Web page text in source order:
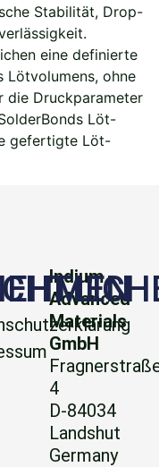
Stabilität, Drop-
eine definierte
Lötvolumens, ohne
die Druckparameter
Löt-
gefertigte Löt-
Indium
Advanced
Materials
GmbH
4
D-84034
Landshut
Germany